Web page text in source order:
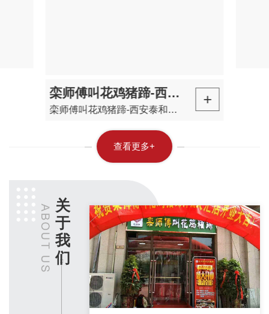
栾师傅叫花鸡猪蹄-西安泰和居门店开业
栾师傅叫花鸡猪蹄-西安泰和居门店开业
+
查看更多+
关
于
我
们